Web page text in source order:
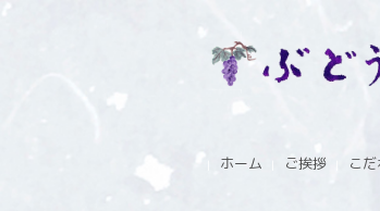
ホーム
ご挨拶 こ